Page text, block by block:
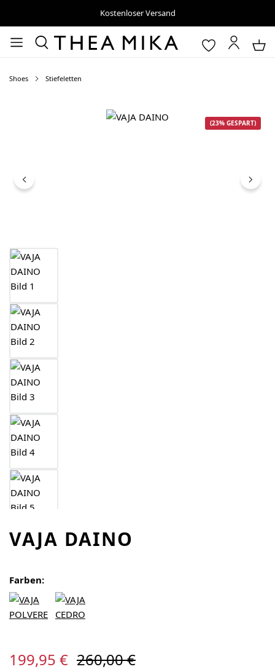
Kostenloser Versand
Shoes Stiefeletten
Bildergalerie überspringen
(23% GESPART)
VAJA DAINO
Farben:
Verkaufspreis:
199,95 € Regulärer Preis:
260,00 €